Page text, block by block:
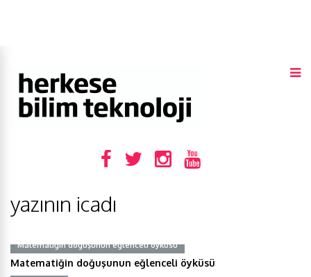
yazının icadı
Matematiğin doğuşunun eğlenceli öyküsü
Matematiğin doğuşunun eğlenceli öyküsü